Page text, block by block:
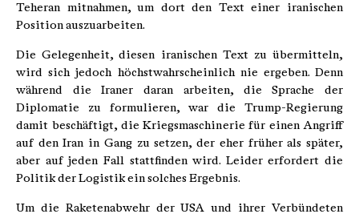
Teheran mitnahmen, um dort den Text einer iranischen
Position auszuarbeiten.
Die Gelegenheit, diesen iranischen Text zu übermitteln,
wird sich jedoch höchstwahrscheinlich nie ergeben. Denn
während die Iraner daran arbeiten, die Sprache der
Diplomatie zu formulieren, war die Trump-Regierung
damit beschäftigt, die Kriegsmaschinerie für einen Angriff
auf den Iran in Gang zu setzen, der eher früher als später,
aber auf jeden Fall stattfinden wird. Leider erfordert die
Politik der Logistik ein solches Ergebnis.
Um die Raketenabwehr der USA und ihrer Verbündeten